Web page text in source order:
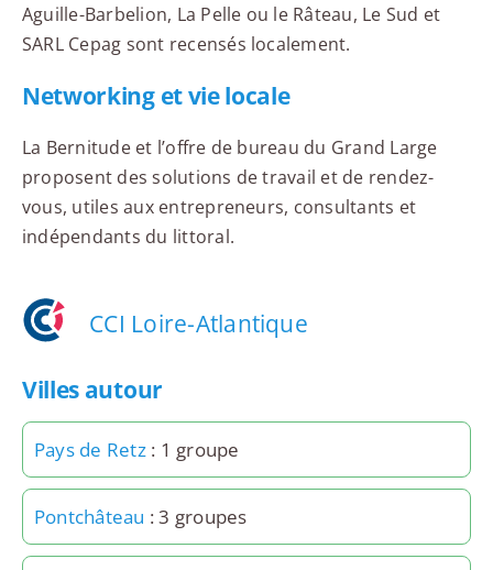
Aguille-Barbelion, La Pelle ou le Râteau, Le Sud et
SARL Cepag sont recensés localement.
Networking et vie locale
La Bernitude et l’offre de bureau du Grand Large
proposent des solutions de travail et de rendez-
vous, utiles aux entrepreneurs, consultants et
indépendants du littoral.
CCI Loire-Atlantique
Villes autour
Pays de Retz: 1 groupe
Pontchâteau : 3 groupes